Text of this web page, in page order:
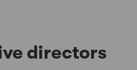
directors